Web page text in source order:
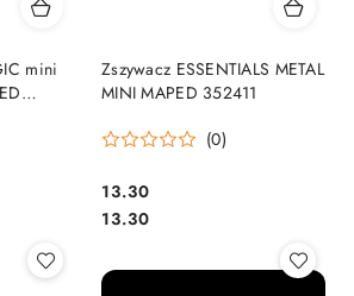
mini
Zszywacz ESSENTIALS METAL
MINI MAPED 352411
(0)
Cena:
13.30
Cena:
13.30